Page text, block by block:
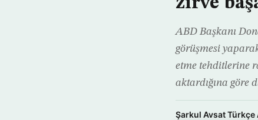
ABD Başkanı
görüşmesi
etme tehditlerine
aktardığına göre
Şarkul Avsat Türkçe